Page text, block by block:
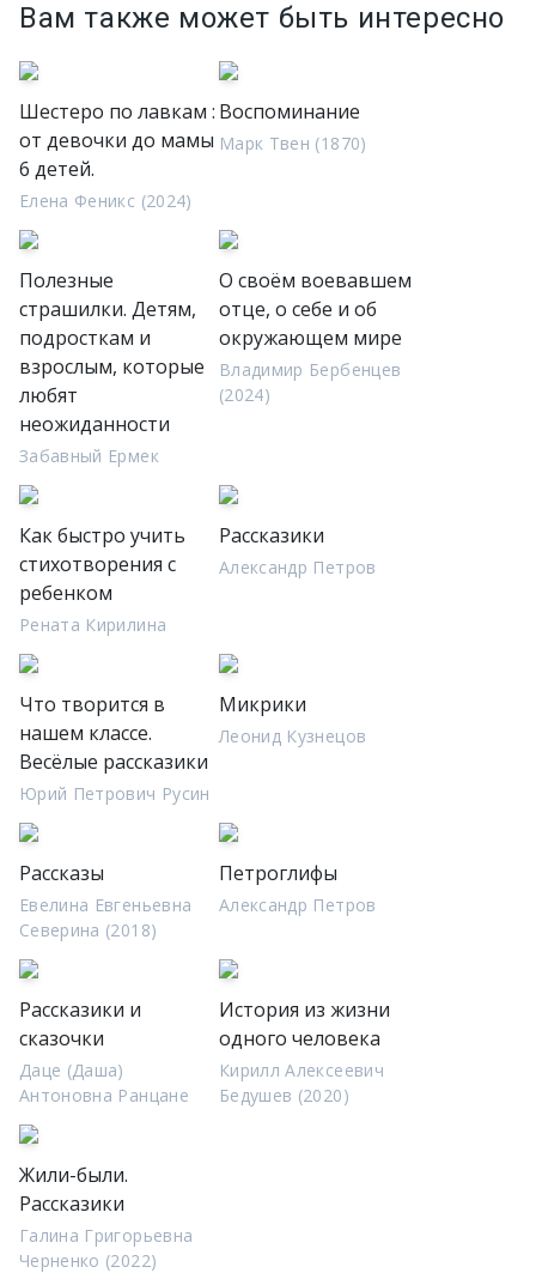
Вам также может быть интересно
Шестеро по лавкам :
от девочки до мамы
6 детей.
Елена Феникс (2024)
Воспоминание
Марк Твен (1870)
Полезные
страшилки. Детям,
подросткам и
взрослым, которые
любят
неожиданности
Забавный Ермек
О своём воевавшем
отце, о себе и об
окружающем мире
Владимир Бербенцев
(2024)
Как быстро учить
стихотворения с
ребенком
Рената Кирилина
Рассказики
Александр Петров
Что творится в
нашем классе.
Весёлые рассказики
Юрий Петрович Русин
Микрики
Леонид Кузнецов
Рассказы
Евелина Евгеньевна
Северина (2018)
Петроглифы
Александр Петров
Рассказики и
сказочки
Даце (Даша)
Антоновна Ранцане
История из жизни
одного человека
Кирилл Алексеевич
Бедушев (2020)
Жили-были.
Рассказики
Галина Григорьевна
Черненко (2022)